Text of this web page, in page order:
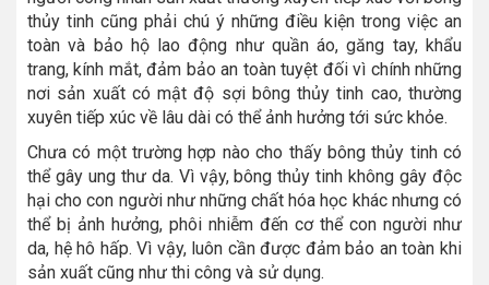
thủy tinh cũng phải chú ý những điều kiện trong việc an
toàn và bảo hộ lao động như quần áo, găng tay, khẩu
trang, kính mắt, đảm bảo an toàn tuyệt đối vì chính những
nơi sản xuất có mật độ sợi bông thủy tinh cao, thường
xuyên tiếp xúc về lâu dài có thể ảnh hưởng tới sức khỏe.
Chưa có một trường hợp nào cho thấy bông thủy tinh có
thể gây ung thư da. Vì vậy, bông thủy tinh không gây độc
hại cho con người như những chất hóa học khác nhưng có
thể bị ảnh hưởng, phôi nhiễm đến cơ thể con người như
da, hệ hô hấp. Vì vậy, luôn cần được đảm bảo an toàn khi
sản xuất cũng như thi công và sử dụng.